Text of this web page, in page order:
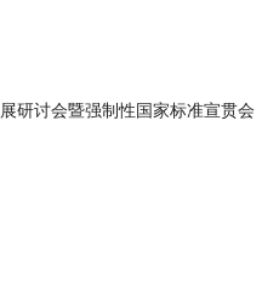
研讨会暨强制性国家标准宣贯会